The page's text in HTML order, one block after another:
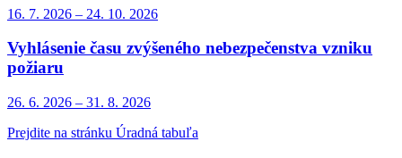
16. 7. 2026 – 24. 10. 2026
Vyhlásenie času zvýšeného nebezpečenstva vzniku
požiaru
26. 6. 2026 – 31. 8. 2026
Prejdite na stránku Úradná tabuľa